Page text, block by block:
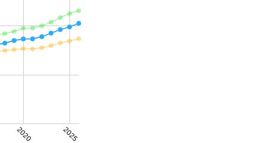
2020 2025